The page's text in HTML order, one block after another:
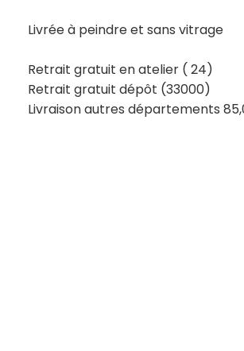
Livrée à peindre et sans vitrage
Retrait gratuit en atelier ( 24)
Retrait gratuit dépôt (33000)
Livraison autres départements